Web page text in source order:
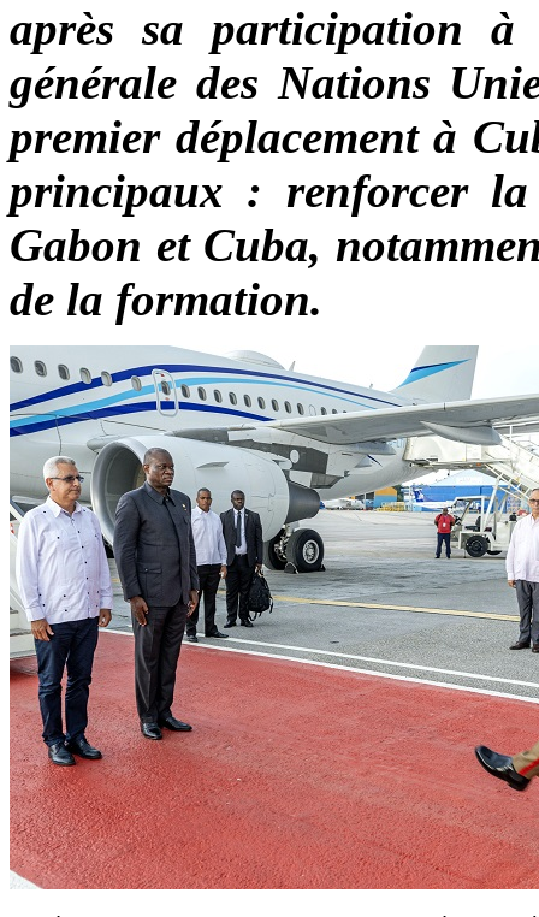
après sa participation
générale des Nations
premier déplacement à
principaux : renforcer la
Gabon et Cuba,
de la formation.